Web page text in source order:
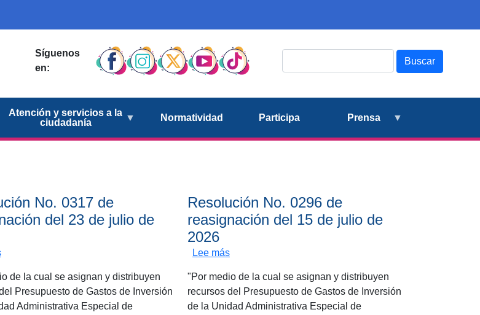
Síguenos
en:
Atención y servicios a la
ciudadanía
Normatividad Participa Prensa
julio de 2026
No. 0317 de
del 23 de julio de
sobre Resolución No. 0317 de reasignación del 23 de julio de 2026
de la cual se asignan y distribuyen
Presupuesto de Gastos de Inversión
Administrativa Especial de
Resolución No. 0296 de
reasignación del 15 de julio de
2026
Lee mássobre Resolución No. 0296 de reasignación del 15 de
"Por medio de la cual se asignan y distribuyen
recursos del Presupuesto de Gastos de Inversión
de la Unidad Administrativa Especial de